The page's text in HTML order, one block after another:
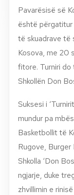
Pavarësisë së
është
të skuadrave të
Kosova, me 20
fitore. Turniri
Shkollën Don
Suksesi i
mundur pa
Basketbollit të
Rugove, Burger
Shkolla ‘Don
ngjarje, duke
zhvillimin e